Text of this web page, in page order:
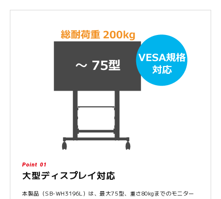
Point 01
大型ディスプレイ対応
本製品（SB-WH3196L）は、最大75型、重さ80kgまでのモニター